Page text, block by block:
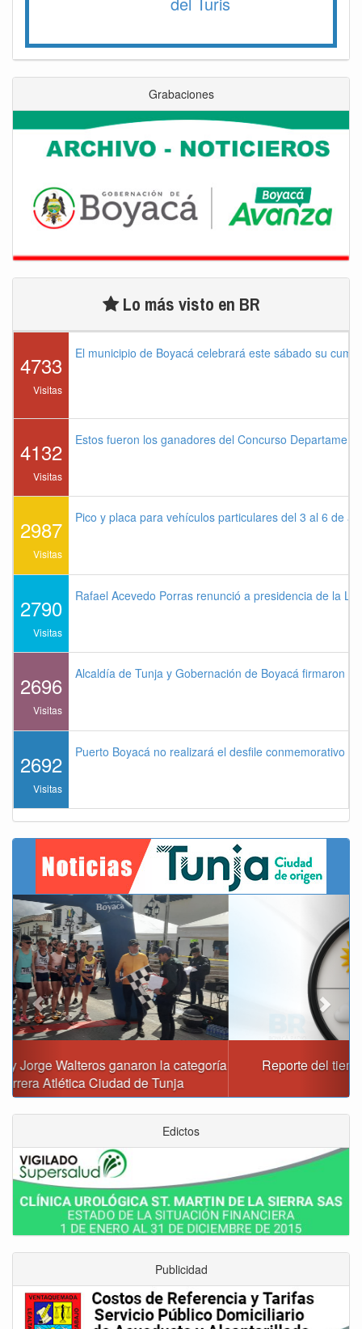
Grabaciones
Lo más visto en BR
4733
Visitas
El municipio de Boyacá celebrará este sábado su
4132
Visitas
Estos fueron los ganadores del Concurso
2987
Visitas
Pico y placa para vehículos particulares del 3 al 6 de
2790
Visitas
Rafael Acevedo Porras renunció a presidencia de la
2696
Visitas
Alcaldía de Tunja y Gobernación de Boyacá firmaron
2692
Visitas
Puerto Boyacá no realizará el desfile conmemorativo
Reporte del tiempo en Boyacá para el domingo
Previous
Edictos
Publicidad